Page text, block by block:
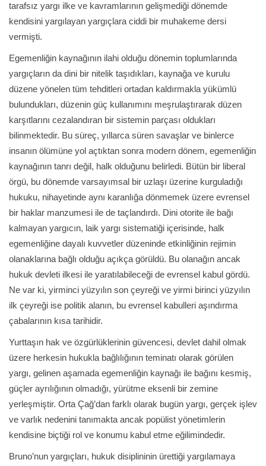
tarafsız yargı ilke ve kavramlarının gelişmediği dönemde
kendisini yargılayan yargıçlara ciddi bir muhakeme dersi
vermişti.
Egemenliğin kaynağının ilahi olduğu dönemin toplumlarında
yargıçların da dini bir nitelik taşıdıkları, kaynağa ve kurulu
düzene yönelen tüm tehditleri ortadan kaldırmakla yükümlü
bulundukları, düzenin güç kullanımını meşrulaştırarak düzen
karşıtlarını cezalandıran bir sistemin parçası oldukları
bilinmektedir. Bu süreç, yıllarca süren savaşlar ve binlerce
insanın ölümüne yol açtıktan sonra modern dönem, egemenliğin
kaynağının tanrı değil, halk olduğunu belirledi. Bütün bir liberal
örgü, bu dönemde varsayımsal bir uzlaşı üzerine kurguladığı
hukuku, nihayetinde aynı karanlığa dönmemek üzere evrensel
bir haklar manzumesi ile de taçlandırdı. Dini otorite ile bağı
kalmayan yargıcın, laik yargı sistematiği içerisinde, halk
egemenliğine dayalı kuvvetler düzeninde etkinliğinin rejimin
olanaklarına bağlı olduğu açıkça görüldü. Bu olanağın ancak
hukuk devleti ilkesi ile yaratılabileceği de evrensel kabul gördü.
Ne var ki, yirminci yüzyılın son çeyreği ve yirmi birinci yüzyılın
ilk çeyreği ise politik alanın, bu evrensel kabulleri aşındırma
çabalarının kısa tarihidir.
Yurttaşın hak ve özgürlüklerinin güvencesi, devlet dahil olmak
üzere herkesin hukukla bağlılığının teminatı olarak görülen
yargı, gelinen aşamada egemenliğin kaynağı ile bağını kesmiş,
güçler ayrılığının olmadığı, yürütme eksenli bir zemine
yerleşmiştir. Orta Çağ’dan farklı olarak bugün yargı, gerçek işlev
ve varlık nedenini tanımakta ancak popülist yönetimlerin
kendisine biçtiği rol ve konumu kabul etme eğilimindedir.
Bruno’nun yargıçları, hukuk disiplininin ürettiği yargılamaya